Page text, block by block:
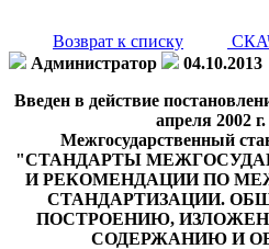
Возврат к списку
Администратор
04.10.2013
Введен в действие
апреля 2002
Межгосударственный
"СТАНДАРТЫ
И РЕКОМЕНДАЦИИ ПО
СТАНДАРТИЗАЦИИ.
ПОСТРОЕНИЮ,
СОДЕРЖАНИЮ И